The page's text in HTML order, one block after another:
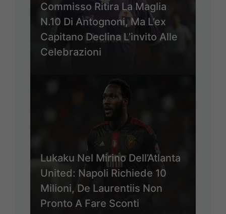
Commisso Ritira La Maglia
N.10 Di Antognoni, Ma L’ex
Capitano Declina L’invito Alle
Celebrazioni
Lukaku Nel Mirino Dell’Atlanta
United: Napoli Richiede 10
Milioni, De Laurentiis Non
Pronto A Fare Sconti